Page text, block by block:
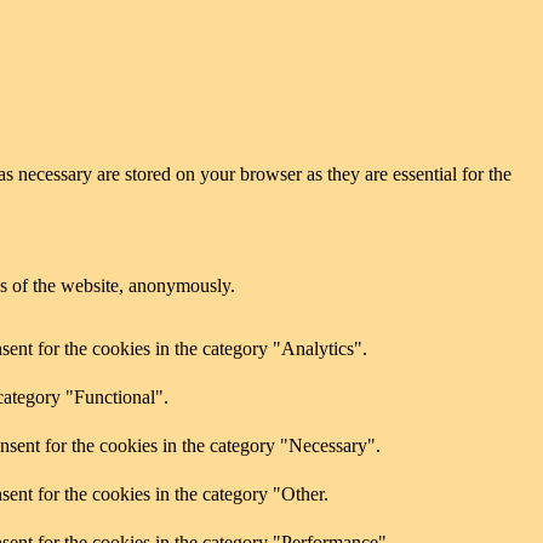
are stored on your browser as they are essential for the
of the website, anonymously.
for the cookies in the category "Analytics".
"Functional".
for the cookies in the category "Necessary".
for the cookies in the category "Other.